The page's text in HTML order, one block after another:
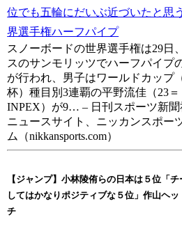
位でも五輪にだいぶ近づいたと思
界選手権ハーフパイプ
スノーボードの世界選手権は29日
スのサンモリッツでハーフパイプ
が行われ、男子はワールドカップ
杯）種目別3連覇の平野流佳（23＝
INPEX）が9… – 日刊スポーツ新聞
ニュースサイト、ニッカンスポー
ム（nikkansports.com）
【ジャンプ】小林陵侑らの日本は５位「チ
してはかなりポジティブな５位」作山ヘッ
チ